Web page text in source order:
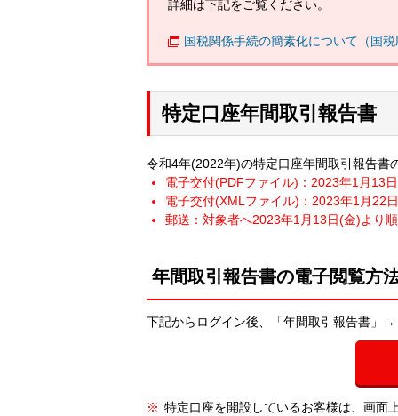
詳細は下記をご覧ください。
国税関係手続の簡素化について（国
特定口座年間取引報告書
令和4年(2022年)の特定口座年間取引報告書
電子交付(PDFファイル)：2023年1月13
電子交付(XMLファイル)：2023年1月22
郵送：対象者へ2023年1月13日(金)より
年間取引報告書の電子閲覧方
下記からログイン後、「年間取引報告書」
※ 特定口座を開設しているお客様は、画面